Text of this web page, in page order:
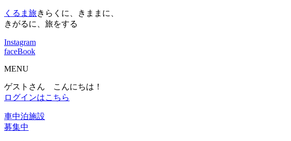
くるま旅きらくに、きままに、
きがるに、旅をする
Instagram
faceBook
MENU
ゲストさん こんにちは！
ログインはこちら
車中泊施設
募集中